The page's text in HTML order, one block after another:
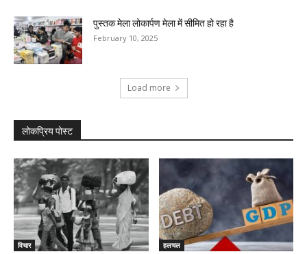
पुस्तक मेला लोकार्पण मेला में सीमित हो रहा है
February 10, 2025
Load more
लोकप्रिय पोस्ट
विचार हलचल